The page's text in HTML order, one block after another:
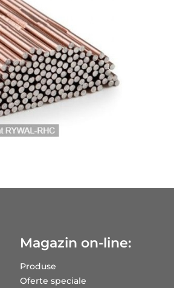
Magazin on-line:
Produse
Oferte speciale